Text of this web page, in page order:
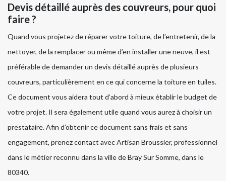
Devis détaillé auprès des couvreurs, pour quoi
faire ?
Quand vous projetez de réparer votre toiture, de l’entretenir, de la
nettoyer, de la remplacer ou même d’en installer une neuve, il est
préférable de demander un devis détaillé auprès de plusieurs
couvreurs, particulièrement en ce qui concerne la toiture en tuiles.
Ce document vous aidera tout d’abord à mieux établir le budget de
votre projet. Il sera également utile quand vous aurez à choisir un
prestataire. Afin d’obtenir ce document sans frais et sans
engagement, prenez contact avec Artisan Broussier, professionnel
dans le métier reconnu dans la ville de Bray Sur Somme, dans le
80340.